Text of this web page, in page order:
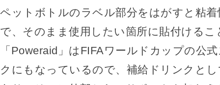
ペットボトルのラベル部分をはがすと粘
で、そのまま使用したい箇所に貼付けるこ
「Poweraid」はFIFAワールドカップの公
クにもなっているので、補給ドリンクと